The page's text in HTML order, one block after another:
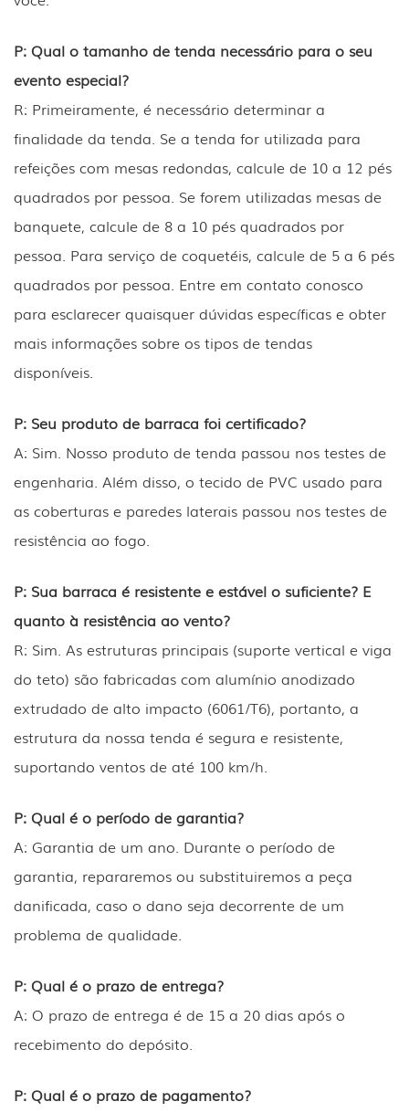
P: Qual o tamanho de tenda necessário para o seu
evento especial?
R: Primeiramente, é necessário determinar a
finalidade da tenda. Se a tenda for utilizada para
refeições com mesas redondas, calcule de 10 a 12 pés
quadrados por pessoa. Se forem utilizadas mesas de
banquete, calcule de 8 a 10 pés quadrados por
pessoa. Para serviço de coquetéis, calcule de 5 a 6 pés
quadrados por pessoa. Entre em contato conosco
para esclarecer quaisquer dúvidas específicas e obter
mais informações sobre os tipos de tendas
disponíveis.
P: Seu produto de barraca foi certificado?
A: Sim. Nosso produto de tenda passou nos testes de
engenharia. Além disso, o tecido de PVC usado para
as coberturas e paredes laterais passou nos testes de
resistência ao fogo.
P: Sua barraca é resistente e estável o suficiente? E
quanto à resistência ao vento?
R: Sim. As estruturas principais (suporte vertical e viga
do teto) são fabricadas com alumínio anodizado
extrudado de alto impacto (6061/T6), portanto, a
estrutura da nossa tenda é segura e resistente,
suportando ventos de até 100 km/h.
P: Qual é o período de garantia?
A: Garantia de um ano. Durante o período de
garantia, repararemos ou substituiremos a peça
danificada, caso o dano seja decorrente de um
problema de qualidade.
P: Qual é o prazo de entrega?
A: O prazo de entrega é de 15 a 20 dias após o
recebimento do depósito.
P: Qual é o prazo de pagamento?